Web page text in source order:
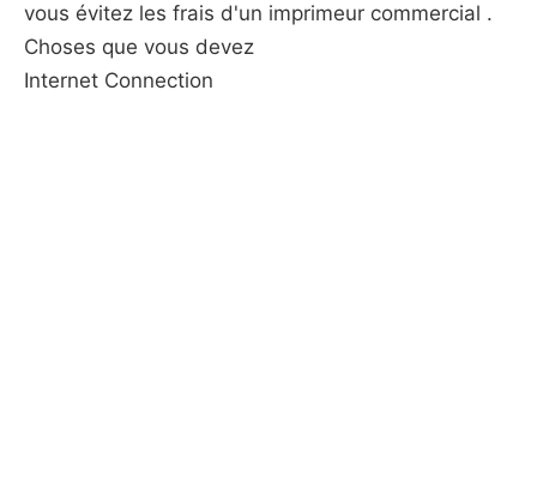
vous évitez les frais d'un imprimeur commercial .
Choses que vous devez
Internet Connection